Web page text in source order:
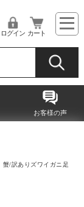
ログイン カート
お客様の声
蟹/訳ありズワイガニ足